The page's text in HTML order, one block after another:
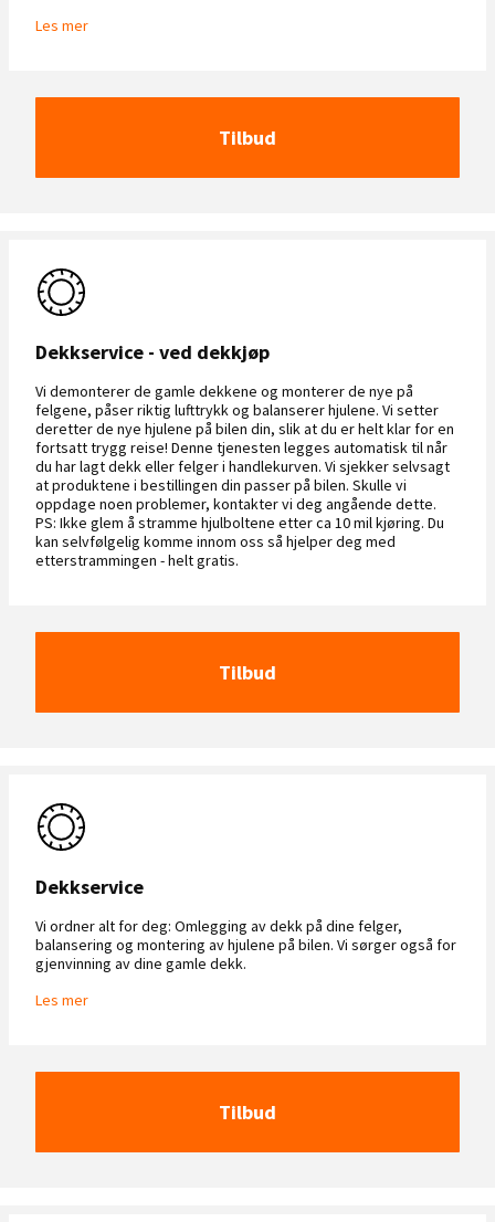
Les mer
Tilbud
Dekkservice - ved dekkjøp
Vi demonterer de gamle dekkene og monterer de nye på
felgene, påser riktig lufttrykk og balanserer hjulene. Vi setter
deretter de nye hjulene på bilen din, slik at du er helt klar for en
fortsatt trygg reise! Denne tjenesten legges automatisk til når
du har lagt dekk eller felger i handlekurven. Vi sjekker selvsagt
at produktene i bestillingen din passer på bilen. Skulle vi
oppdage noen problemer, kontakter vi deg angående dette.
PS: Ikke glem å stramme hjulboltene etter ca 10 mil kjøring. Du
kan selvfølgelig komme innom oss så hjelper deg med
etterstrammingen - helt gratis.
Tilbud
Dekkservice
Vi ordner alt for deg: Omlegging av dekk på dine felger,
balansering og montering av hjulene på bilen. Vi sørger også for
gjenvinning av dine gamle dekk.
Les mer
Tilbud